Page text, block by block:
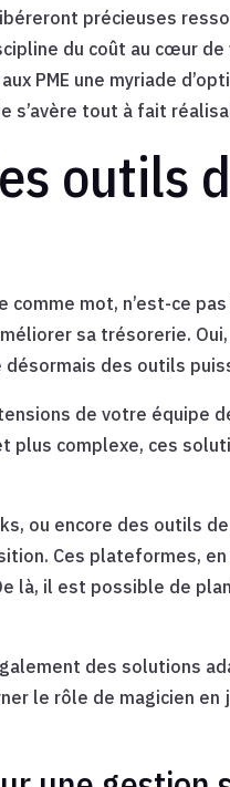
précieuses
du coût au cœur
PME une myriade
s’avère tout à fait
outils
comme mot, n’est-ce
sa trésorerie.
désormais des outils
de votre équipe
plus complexe, ces
ou encore des outils
Ces plateformes,
là, il est possible de
des solutions
le rôle de magicien